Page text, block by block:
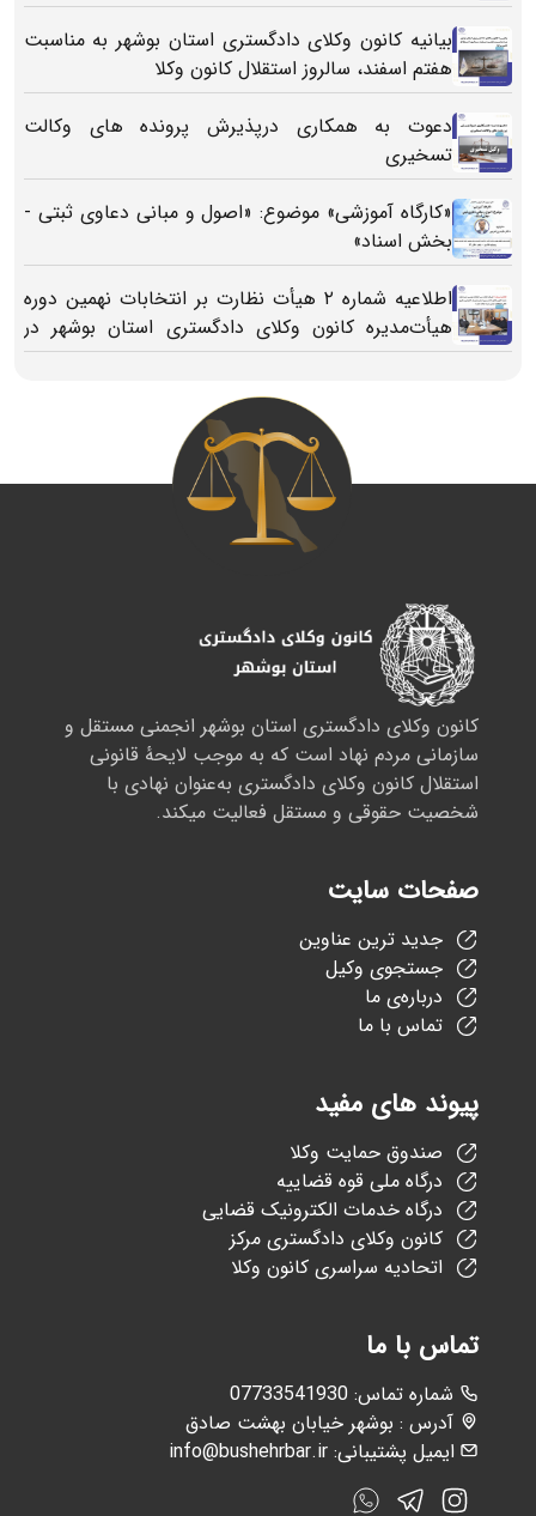
بیانیه کانون وکلای دادگستری استان بوشهر به مناسبت
هفتم اسفند، سالروز استقلال کانون وکلا
دعوت به همکاری درپذیرش پرونده های وکالت
تسخیری
«کارگاه آموزشی» موضوع: «اصول و مبانی دعاوی ثبتی -
بخش اسناد»
اطلاعیه شماره ۲ هیأت نظارت بر انتخابات نهمین دوره
هیأت‌مدیره کانون وکلای دادگستری استان بوشهر در
خصوص زمان و مکان انتخابات
کانون وکلای دادگستری استان بوشهر انجمنی مستقل و
سازمانی مردم نهاد است که به موجب لایحهٔ قانونی
استقلال کانون وکلای دادگستری به‌عنوان نهادی با
شخصیت حقوقی و مستقل فعالیت میکند.
صفحات سایت
جدید ترین عناوین
جستجوی وکیل
درباره‌ی ما
تماس با ما
پیوند های مفید
صندوق حمایت وکلا
درگاه ملی قوه قضاییه
درگاه خدمات الکترونیک قضایی
کانون وکلای دادگستری مرکز
اتحادیه سراسری کانون وکلا
تماس با ما
07733541930
آدرس : بوشهر خیابان بهشت صادق
ایمیل پشتیبانی: info@bushehrbar.ir